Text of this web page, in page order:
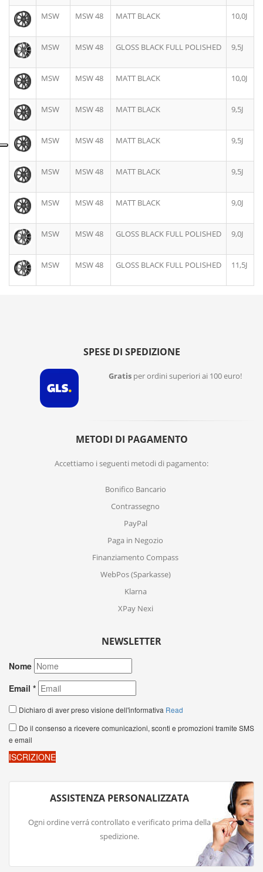
MSW MSW 48 MATT BLACK 10,0J
MSW MSW 48 GLOSS BLACK FULL POLISHED 9,5J
MSW MSW 48 MATT BLACK 10,0J
MSW MSW 48 MATT BLACK 9,5J
MSW MSW 48 MATT BLACK 9,5J
MSW MSW 48 MATT BLACK 9,5J
MSW MSW 48 MATT BLACK 9,0J
MSW MSW 48 GLOSS BLACK FULL POLISHED 9,0J
MSW MSW 48 GLOSS BLACK FULL POLISHED 11,5J
SPESE DI SPEDIZIONE
Gratis per ordini superiori ai 100 euro!
METODI DI PAGAMENTO
Accettiamo i seguenti metodi di pagamento:
Bonifico Bancario
Contrassegno
PayPal
Paga in Negozio
Finanziamento Compass
WebPos (Sparkasse)
Klarna
XPay Nexi
NEWSLETTER
ASSISTENZA PERSONALIZZATA
Ogni ordine verrá controllato e verificato prima della
spedizione.